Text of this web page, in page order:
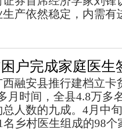
产依然稳定，内需有
户完成家庭医生
西融安县推行建档立卡
月时间，全县4.8万多
人数的九成。4月中
乡村医生组成的98